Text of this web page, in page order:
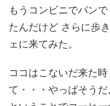
もうコンビニでパン
たんだけど さらに歩
ェに来てみた。
ココはこないだ来た
て・・・やっぱそうだ